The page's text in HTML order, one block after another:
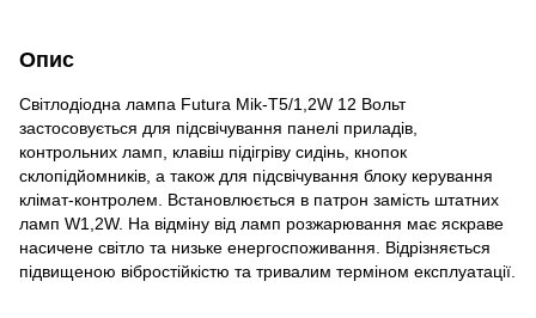
Опис
Світлодіодна лампа Futura Mik-T5/1,2W 12 Вольт
застосовується для підсвічування панелі приладів,
контрольних ламп, клавіш підігріву сидінь, кнопок
склопідйомників, а також для підсвічування блоку керування
клімат-контролем. Встановлюється в патрон замість штатних
ламп W1,2W. На відміну від ламп розжарювання має яскраве
насичене світло та низьке енергоспоживання. Відрізняється
підвищеною вібростійкістю та тривалим терміном експлуатації.